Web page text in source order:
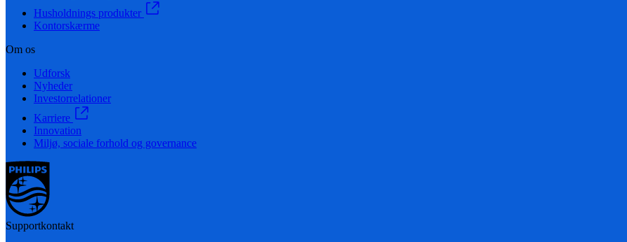
Husholdnings produkter
Kontorskærme
Om os
Udforsk
Nyheder
Investorrelationer
Karriere
Innovation
Miljø, sociale forhold og governance
Supportkontakt